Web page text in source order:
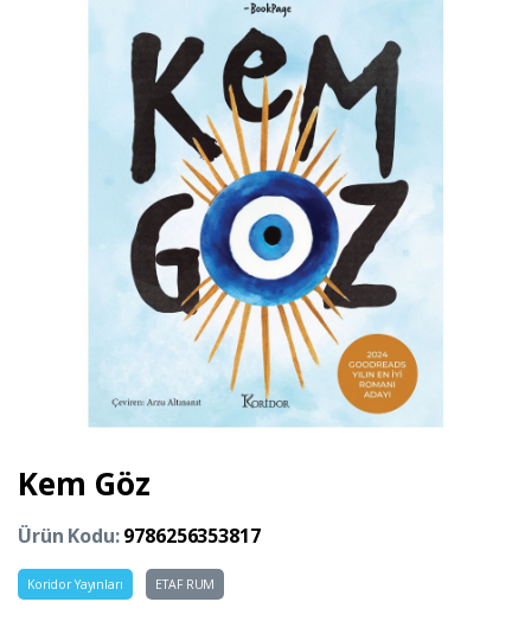
Kem Göz
Ürün Kodu:9786256353817
Koridor Yayınları ETAF RUM